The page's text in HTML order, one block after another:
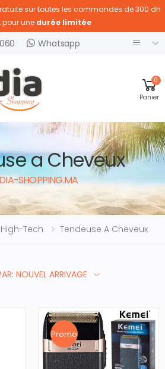
sur toutes les commandes de 300 dh
pour une durée limitée
Whatsapp
0
Panier
a Cheveux
SHOPPING.MA
Tech Tendeuse A Cheveux
NOUVEL ARRIVAGE
Promo